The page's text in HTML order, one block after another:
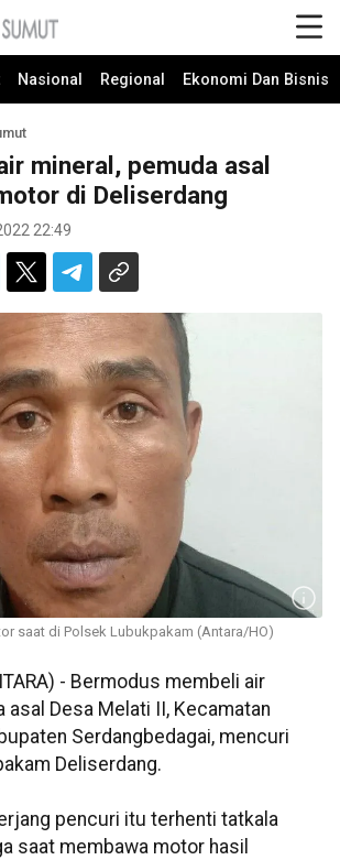
Nasional Regional Ekonomi Dan Bisnis
mineral, pemuda asal
di Deliserdang
22:49
saat di Polsek Lubukpakam (Antara/HO)
- Bermodus membeli air
asal Desa Melati II, Kecamatan
Serdangbedagai, mencuri
Deliserdang.
pencuri itu terhenti tatkala
saat membawa motor hasil